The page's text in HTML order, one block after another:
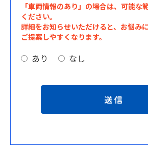
「車両情報のあり」の場合は、可能な
ください。
詳細をお知らせいただけると、お悩み
ご提案しやすくなります。
あり なし
送信